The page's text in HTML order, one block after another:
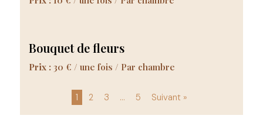
Bouquet de fleurs
Prix : 30 € / une fois / Par chambre
1 2 3 … 5 Suivant »